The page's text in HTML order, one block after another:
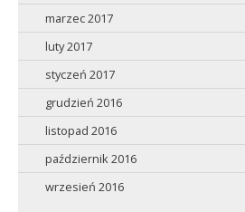
marzec 2017
luty 2017
styczeń 2017
grudzień 2016
listopad 2016
październik 2016
wrzesień 2016